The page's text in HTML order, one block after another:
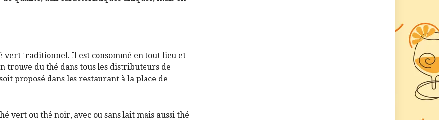
vert traditionnel. Il est consommé en tout lieu et
trouve du thé dans tous les distributeurs de
proposé dans les restaurant à la place de
vert ou thé noir, avec ou sans lait mais aussi thé